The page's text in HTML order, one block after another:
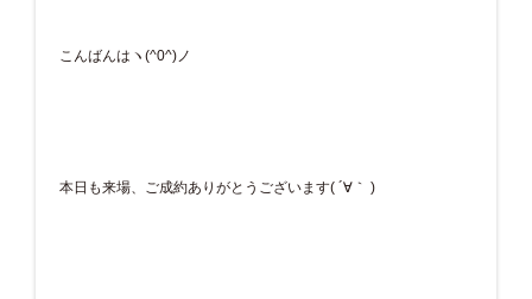
こんばんはヽ(^0^)ノ
本日も来場、ご成約ありがとうございます( ´∀｀ )